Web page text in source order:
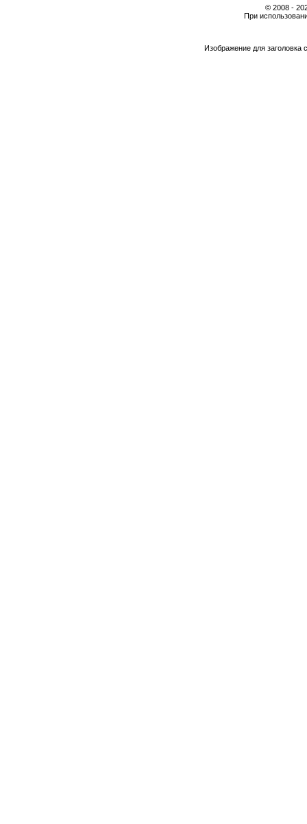
© 2008 -
При
Изображение для